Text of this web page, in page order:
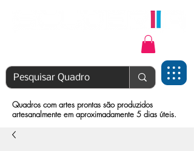
Quadros com artes prontas são produzidos
artesanalmente em aproximadamente 5 dias úteis.